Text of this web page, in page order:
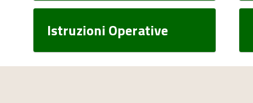
Istruzioni Operative